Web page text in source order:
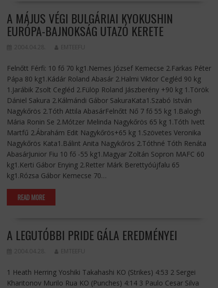
A MÁJUS VÉGI BULGÁRIAI KYOKUSHIN
EURÓPA-BAJNOKSÁG UTAZÓ KERETE
2004.04.28. EMTEEFU
Felnőtt Férfi: 10 fő 70 kg1.Nemes József Kemecse 2.Farkas Péter
Pápa 80 kg1.Kádár Roland Abasár 2.Halmi Viktor Cegléd 90 kg
1.Jarábik Zsolt Cegléd 2.Fülöp Roland Jászberény +90 kg 1.Török
Dániel Sakura 2.Kálmándi Gábor SakuraKata1.Szabó István
Nagykőrös 2.Tóth Attila AbasárFelnőtt Nő 7 fő 55 kg 1.Balogh
Mária Ronin Se 2.Mótzer Melinda Nagykőrös 65 kg 1.Tóth Ivett
Martfű 2.Ábrahám Edit Nagykőrös+65 kg 1.Szövetes Veronika
Nagykőrös Kata1.Bálint Anita Nagykőrös 2.Tóthné Tóth Renáta
AbasárJunior Fiu 10 fő -55 kg1.Magyar Zoltán Sopron MAFC 60
kg1.Kerti Gábor Enying 2.Retter Márk Berettyóújfalu 65
kg1.Rózsa Gábor Kemecse 70…
READ MORE
A LEGUTÓBBI PRIDE GÁLA EREDMÉNYEI
2004.04.28. EMTEEFU
1 Heath Herring Yoshiki Takahashi KO (Strikes) 4:53 2 Sergei
Kharitonov Murilo Rua KO (Punches) 4:14 3 Paulo Cesar Silva